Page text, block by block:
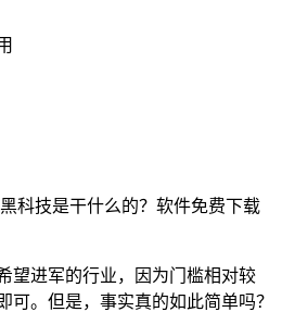
科技是干什么的？软件免费下载
望进军的行业，因为门槛相对较
可。但是，事实真的如此简单吗？